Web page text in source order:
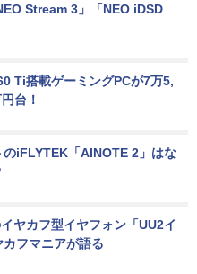
Stream 3」「NEO iDSD
Ti搭載ゲーミングPCが7万5,
台！
iFLYTEK「AINOTE 2」はな
ヤカフ型イヤフォン「UU2イ
フマニアが語る